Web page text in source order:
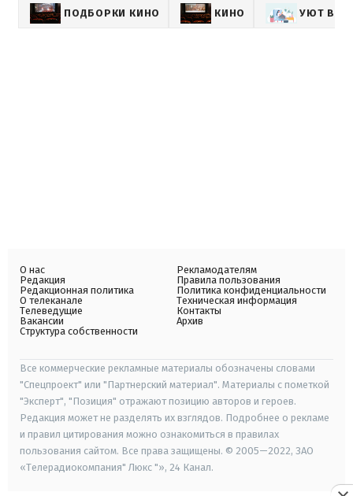
ПОДБОРКИ КИНО КИНО УЮТ
О нас
Редакция
Редакционная политика
О телеканале
Телеведущие
Вакансии
Структура собственности
Рекламодателям
Правила пользования
Политика конфиденциальности
Техническая информация
Контакты
Архив
Все коммерческие рекламные материалы обозначены словами
"Спецпроект" или "Партнерский материал". Материалы с пометкой
"Эксперт", "Позиция" отражают позицию авторов и героев.
Редакция может не разделять их взглядов. Подробнее о рекламе
и правил цитирования можно ознакомиться в правилах
пользования сайтом. Все права защищены. © 2005—2022, ЗАО
«Телерадиокомпания" Люкс "», 24 Канал.